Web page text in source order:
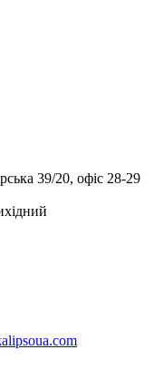
39/20, офіс 28-29